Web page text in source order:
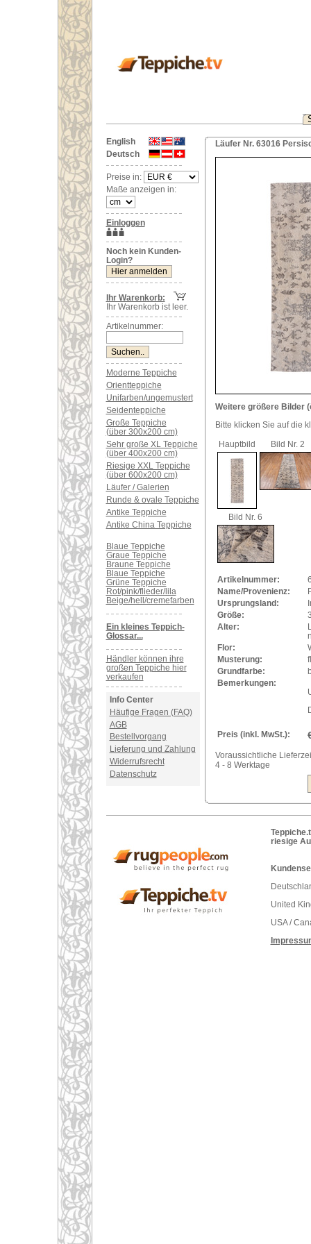
English
Deutsch
Preise in:
Maße anzeigen in:
Einloggen
Noch kein Kunden-
Login?
Ihr Warenkorb:
Ihr Warenkorb ist leer.
Artikelnummer:
Moderne Teppiche
Orientteppiche
Unifarben/ungemustert
Seidenteppiche
Große Teppiche
(über 300x200 cm)
Sehr große XL Teppiche
(über 400x200 cm)
Riesige XXL Teppiche
(über 600x200 cm)
Läufer / Galerien
Runde & ovale Teppiche
Antike Teppiche
Antike China Teppiche
Blaue Teppiche
Graue Teppiche
Braune Teppiche
Blaue Teppiche
Grüne Teppiche
Rot/pink/flieder/lila
Beige/hell/cremefarben
Ein kleines Teppich-
Glossar...
Händler können ihre
großen Teppiche hier
verkaufen
Info Center
Häufige Fragen (FAQ)
AGB
Bestellvorgang
Lieferung und Zahlung
Widerrufsrecht
Datenschutz
Läufer Nr. 63016
Weitere größere Bilder
Bitte klicken Sie auf die
Hauptbild
Bild Nr. 2
Bild Nr. 6
Artikelnummer:
Name/Provenienz:
Ursprungsland:
Größe:
Alter:
Flor:
Musterung:
Grundfarbe:
Bemerkungen:
Preis (inkl. MwSt.):
Voraussichtliche
4 - 8 Werktage
riesige
United
USA /